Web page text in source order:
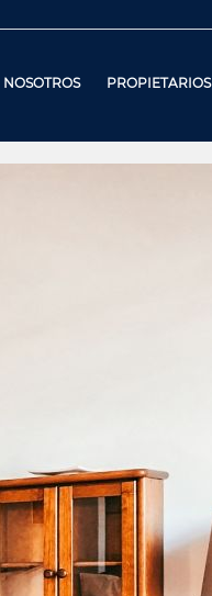
NOSOTROS PROPIETARIOS